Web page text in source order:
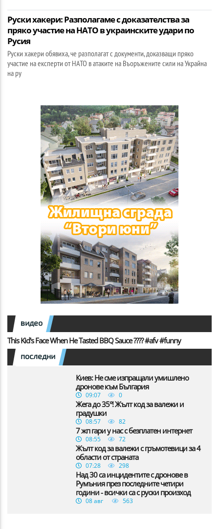
Руски хакери: Разполагаме с доказателства за
пряко участие на НАТО в украинските удари по
Русия
Руски хакери обявиха, че разполагат с документи, доказващи пряко
участие на експерти от НАТО в атаките на Въоръжените сили на Украйна
на ру
видео
This Kid's Face When He Tasted BBQ Sauce ???? #afv #funny
последни
Киев: Не сме изпращали умишлено
дронове към България
09:07 0
Жега до 35°! Жълт код за валежи и
градушки
08:57 82
7 жп гари у нас с безплатен интернет
08:55 72
Жълт код за валежи с гръмотевици за 4
области от страната
07:28 298
Над 30 са инцидентите с дронове в
Румъния през последните четири
години - всички са с руски произход
08 авг 563